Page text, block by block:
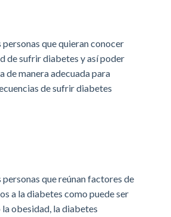
personas que quieran conocer
de sufrir diabetes y así poder
de manera adecuada para
de sufrir diabetes
personas que reúnan factores de
a la diabetes como puede ser
obesidad, la diabetes